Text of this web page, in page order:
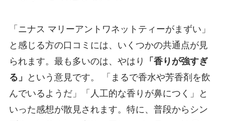
「ニナス マリーアントワネットティーがまずい」
と感じる方の口コミには、いくつかの共通点が見
られます。最も多いのは、やはり
「香りが強すぎ
る」
という意見です。 「まるで香水や芳香剤を飲
んでいるようだ」「人工的な香りが鼻につく」と
いった感想が散見されます。特に、普段からシン